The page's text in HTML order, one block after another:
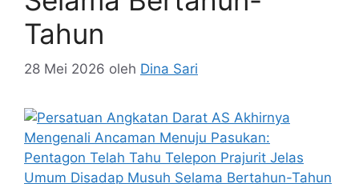
Tahun
28 Mei 2026 oleh Dina Sari